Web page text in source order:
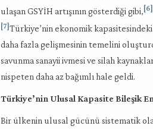
ulaşan GSYİH artışının gösterdiği gibi, [6]
[7]Türkiye’nin ekonomik
daha fazla gelişmesinin temelini
savunma sanayii ivmesi ve silah
nispeten daha az bağımlı hale geldi.
Türkiye’nin Ulusal Kapasite Bileşik
Bir ülkenin ulusal gücünü sistematik